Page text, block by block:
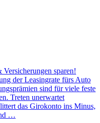
sparen!
der Leasingrate fürs Auto
sind für viele feste
Treten unerwartet
das Girokonto ins Minus,
…